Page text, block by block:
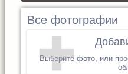
Все фотографии
Выберите фото, или